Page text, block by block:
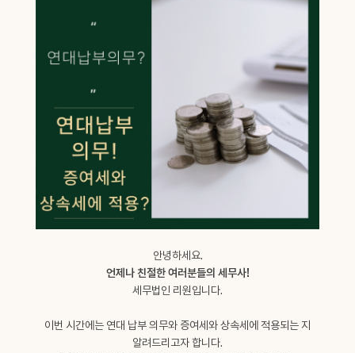
안녕하세요.
언제나 친절한 여러분들의 세무사!
세무법인 리원입니다.
이번 시간에는 연대 납부 의무와 증여세와 상속세에 적용되는 지
알려드리고자 합니다.